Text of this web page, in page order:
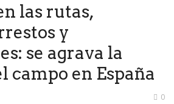
las rutas,
y
se agrava la
campo en España
0